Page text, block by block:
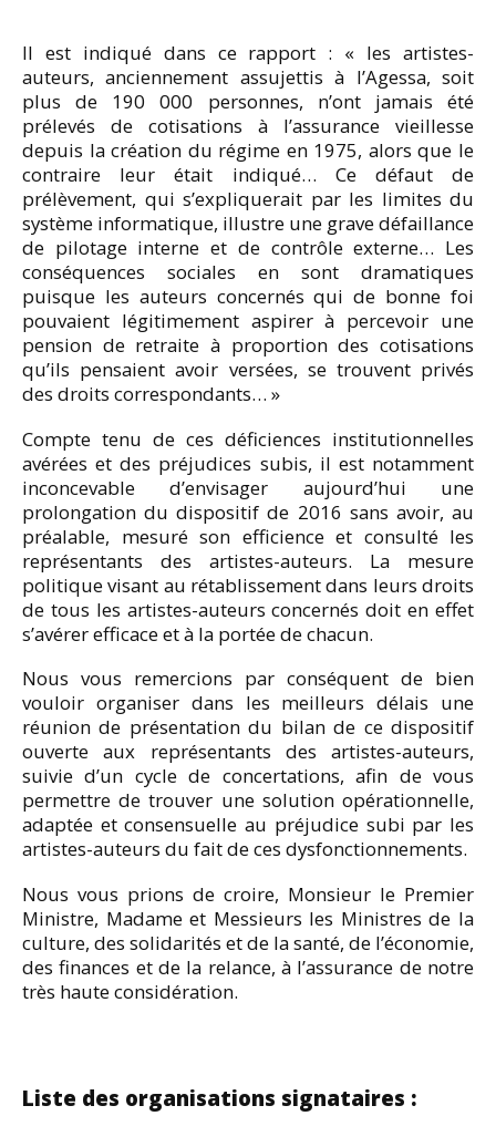
Il est indiqué dans ce rapport : « les artistes-
auteurs, anciennement assujettis à l’Agessa, soit
plus de 190 000 personnes, n’ont jamais été
prélevés de cotisations à l’assurance vieillesse
depuis la création du régime en 1975, alors que le
contraire leur était indiqué… Ce défaut de
prélèvement, qui s’expliquerait par les limites du
système informatique, illustre une grave défaillance
de pilotage interne et de contrôle externe… Les
conséquences sociales en sont dramatiques
puisque les auteurs concernés qui de bonne foi
pouvaient légitimement aspirer à percevoir une
pension de retraite à proportion des cotisations
qu’ils pensaient avoir versées, se trouvent privés
des droits correspondants… »
Compte tenu de ces déficiences institutionnelles
avérées et des préjudices subis, il est notamment
inconcevable d’envisager aujourd’hui une
prolongation du dispositif de 2016 sans avoir, au
préalable, mesuré son efficience et consulté les
représentants des artistes-auteurs. La mesure
politique visant au rétablissement dans leurs droits
de tous les artistes-auteurs concernés doit en effet
s’avérer efficace et à la portée de chacun.
Nous vous remercions par conséquent de bien
vouloir organiser dans les meilleurs délais une
réunion de présentation du bilan de ce dispositif
ouverte aux représentants des artistes-auteurs,
suivie d’un cycle de concertations, afin de vous
permettre de trouver une solution opérationnelle,
adaptée et consensuelle au préjudice subi par les
artistes-auteurs du fait de ces dysfonctionnements.
Nous vous prions de croire, Monsieur le Premier
Ministre, Madame et Messieurs les Ministres de la
culture, des solidarités et de la santé, de l’économie,
des finances et de la relance, à l’assurance de notre
très haute considération.
Liste des organisations signataires :